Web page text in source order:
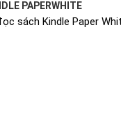
PAPERWHITE
sách Kindle Paper